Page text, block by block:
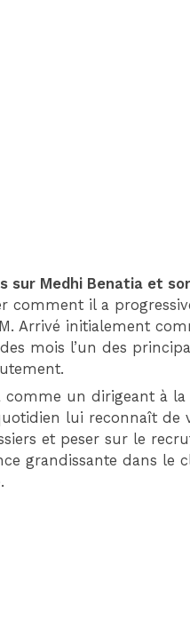
sur Medhi Benatia et
comment il a
Arrivé initialement
mois l’un des
comme un dirigeant à
lui reconnaît de
et peser sur le
grandissante dans le